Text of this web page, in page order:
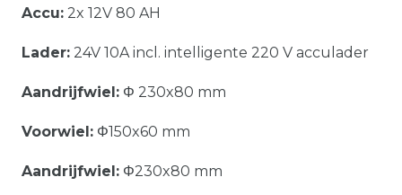
Accu: 2x 12V 80 AH
Lader: 24V 10A incl. intelligente 220 V acculader
Aandrijfwiel: Φ 230x80 mm
Voorwiel: Φ150x60 mm
Aandrijfwiel: Φ230x80 mm